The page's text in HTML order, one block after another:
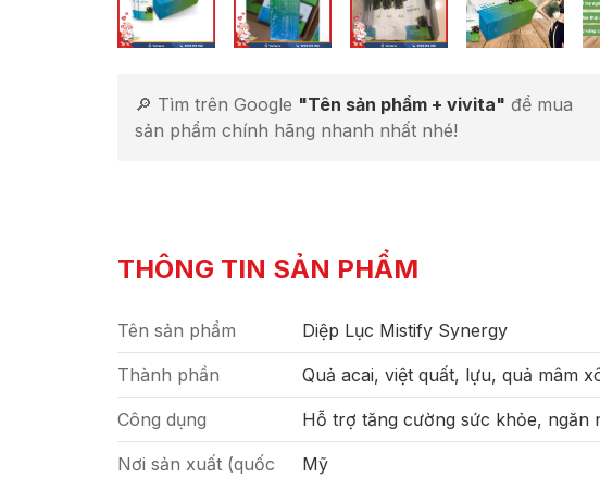
🔎 Tìm trên Google "Tên sản phẩm + vivita" để mua
sản phẩm chính hãng nhanh nhất nhé!
THÔNG TIN SẢN PHẨM
Tên sản phẩm Diệp Lục Mistify Synergy
Thành phần Quả acai, việt quất, lựu, quả mâm
Công dụng Hỗ trợ tăng cường sức khỏe, ngăn
Nơi sản xuất (quốc
Mỹ